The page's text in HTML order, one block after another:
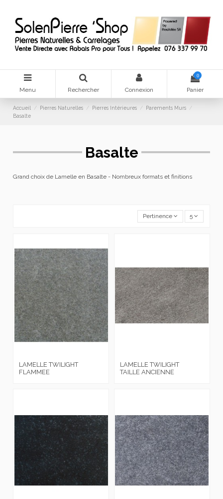
Menu Rechercher Connexion
0
Panier
Accueil Pierres Naturelles Pierres Intérieures
Parements Murs
Basalte
Basalte
Grand choix de Lamelle en Basalte - Nombreux formats et finitions
Pertinence 5
LAMELLE TWILIGHT
FLAMMEE
LAMELLE TWILIGHT
TAILLE ANCIENNE